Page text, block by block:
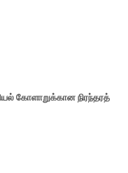
கோளாறுக்கான நிரந்தரத்